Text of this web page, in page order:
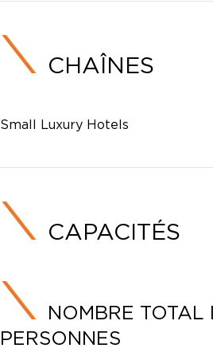
CHAÎNES
Small Luxury Hotels
CAPACITÉS
NOMBRE TOTAL
PERSONNES